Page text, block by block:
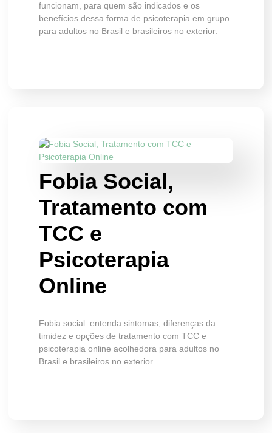
funcionam, para quem são indicados e os
benefícios dessa forma de psicoterapia em grupo
para adultos no Brasil e brasileiros no exterior.
Fobia Social,
Tratamento com
TCC e
Psicoterapia
Online
Fobia social: entenda sintomas, diferenças da
timidez e opções de tratamento com TCC e
psicoterapia online acolhedora para adultos no
Brasil e brasileiros no exterior.